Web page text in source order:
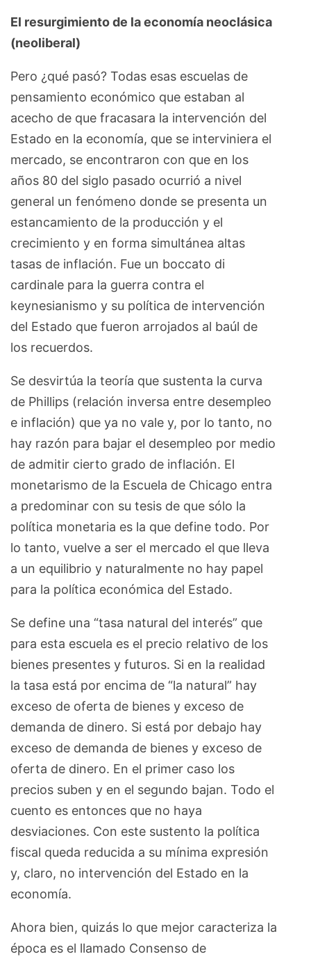
El resurgimiento de la economía neoclásica
(neoliberal)
Pero ¿qué pasó? Todas esas escuelas de
pensamiento económico que estaban al
acecho de que fracasara la intervención del
Estado en la economía, que se interviniera el
mercado, se encontraron con que en los
años 80 del siglo pasado ocurrió a nivel
general un fenómeno donde se presenta un
estancamiento de la producción y el
crecimiento y en forma simultánea altas
tasas de inflación. Fue un boccato di
cardinale para la guerra contra el
keynesianismo y su política de intervención
del Estado que fueron arrojados al baúl de
los recuerdos.
Se desvirtúa la teoría que sustenta la curva
de Phillips (relación inversa entre desempleo
e inflación) que ya no vale y, por lo tanto, no
hay razón para bajar el desempleo por medio
de admitir cierto grado de inflación. El
monetarismo de la Escuela de Chicago entra
a predominar con su tesis de que sólo la
política monetaria es la que define todo. Por
lo tanto, vuelve a ser el mercado el que lleva
a un equilibrio y naturalmente no hay papel
para la política económica del Estado.
Se define una “tasa natural del interés” que
para esta escuela es el precio relativo de los
bienes presentes y futuros. Si en la realidad
la tasa está por encima de “la natural” hay
exceso de oferta de bienes y exceso de
demanda de dinero. Si está por debajo hay
exceso de demanda de bienes y exceso de
oferta de dinero. En el primer caso los
precios suben y en el segundo bajan. Todo el
cuento es entonces que no haya
desviaciones. Con este sustento la política
fiscal queda reducida a su mínima expresión
y, claro, no intervención del Estado en la
economía.
Ahora bien, quizás lo que mejor caracteriza la
época es el llamado Consenso de